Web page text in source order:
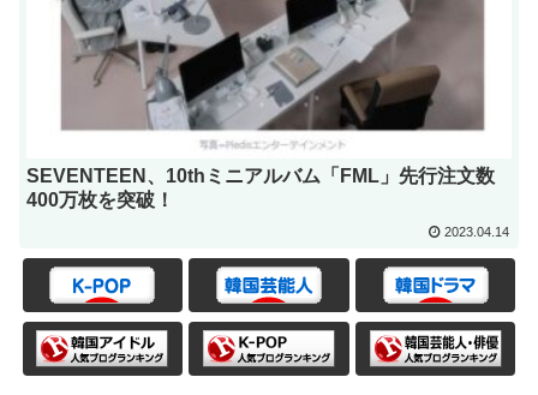
SEVENTEEN、10thミニアルバム「FML」先行注文数
400万枚を突破！
2023.04.14